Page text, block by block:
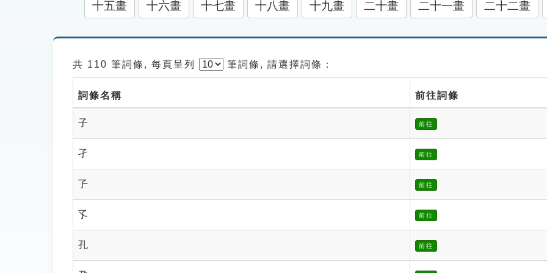
十五畫 十六畫 十七畫 十八畫 十九畫 二十畫 二十一畫 二十二畫
共 110 筆詞條, 每頁呈列 筆詞條, 請選擇詞條：
詞條名稱 前往詞條
子 前往
孑 前往
孒 前往
孓 前往
孔 前往